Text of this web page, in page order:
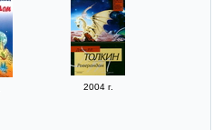
2004 г.